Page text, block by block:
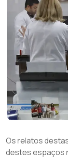
Os relatos
destes espaços